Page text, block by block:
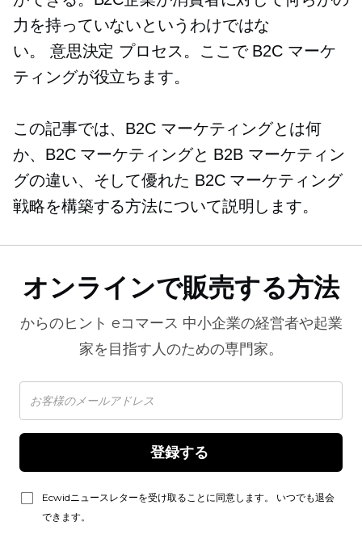
力を持っていないというわけではな
い。 意思決定 プロセス。ここで B2C マーケ
ティングが役立ちます。
この記事では、B2C マーケティングとは何
か、B2C マーケティングと B2B マーケティン
グの違い、そして優れた B2C マーケティング
戦略を構築する方法について説明します。
オンラインで販売する方法
からのヒント eコマース 中小企業の経営者や起業
家を目指す人のための専門家。
Ecwidニュースレターを受け取ることに同意します。 いつでも退会
できます。